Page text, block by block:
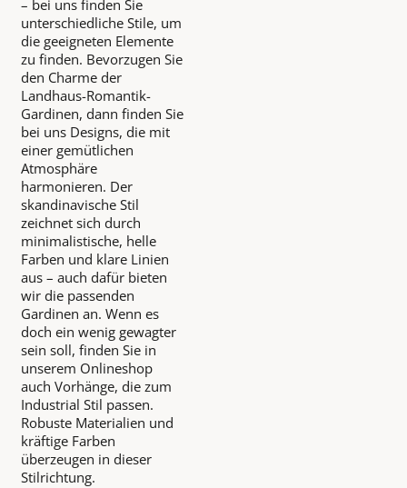
– bei uns finden Sie
unterschiedliche Stile, um
die geeigneten Elemente
zu finden. Bevorzugen Sie
den Charme der
Landhaus-Romantik-
Gardinen, dann finden Sie
bei uns Designs, die mit
einer gemütlichen
Atmosphäre
harmonieren. Der
skandinavische Stil
zeichnet sich durch
minimalistische, helle
Farben und klare Linien
aus – auch dafür bieten
wir die passenden
Gardinen an. Wenn es
doch ein wenig gewagter
sein soll, finden Sie in
unserem Onlineshop
auch Vorhänge, die zum
Industrial Stil passen.
Robuste Materialien und
kräftige Farben
überzeugen in dieser
Stilrichtung.